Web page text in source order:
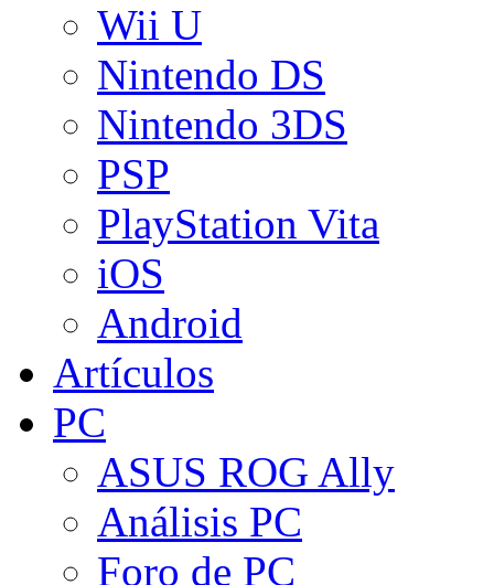
Wii U
Nintendo DS
Nintendo 3DS
PSP
PlayStation Vita
iOS
Android
Artículos
PC
ASUS ROG Ally
Análisis PC
Foro de PC